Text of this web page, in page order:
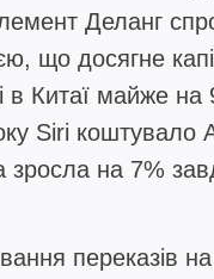
Деланг
що досягне
в Китаї майже на
Siri коштувало
на 7%
переказів